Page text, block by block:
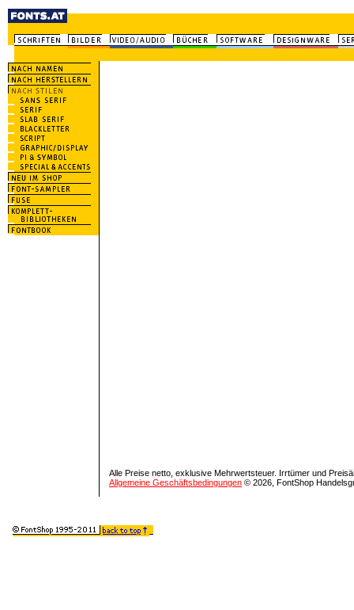
Alle Preise netto, exklusive Mehrwertsteuer. Irrtümer und
Allgemeine Geschäftsbedingungen © 2026, FontShop